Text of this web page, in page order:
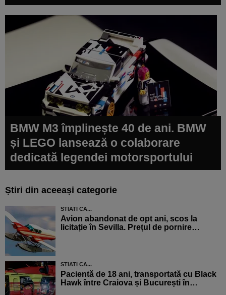
BMW M3 împlinește 40 de ani. BMW
și LEGO lansează o colaborare
dedicată legendei motorsportului
Știri din aceeași categorie
STIATI CA...
Avion abandonat de opt ani, scos la
licitație în Sevilla. Prețul de pornire…
STIATI CA...
Pacientă de 18 ani, transportată cu Black
Hawk între Craiova și București în…